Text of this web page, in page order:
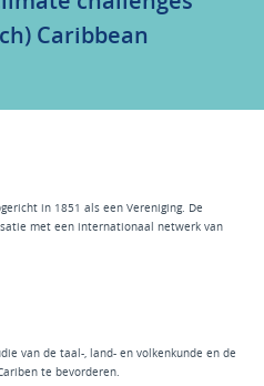
Caribbean
in 1851 als een Vereniging. De
met een internationaal netwerk van
van de taal-, land- en volkenkunde en de
te bevorderen.